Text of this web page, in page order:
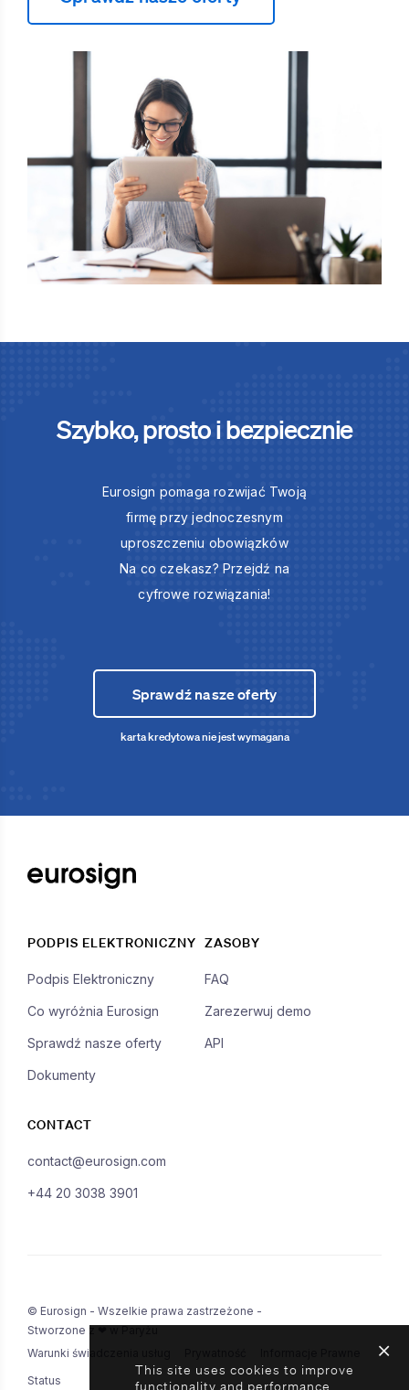
Szybko, prosto i bezpiecznie
Eurosign pomaga rozwijać Twoją
firmę przy jednoczesnym
uproszczeniu obowiązków
Na co czekasz? Przejdź na
cyfrowe rozwiązania!
Sprawdź nasze oferty
karta kredytowa nie jest wymagana
PODPIS ELEKTRONICZNY
Podpis Elektroniczny
Co wyróżnia Eurosign
Sprawdź nasze oferty
Dokumenty
ZASOBY
FAQ
Zarezerwuj demo
API
CONTACT
contact@eurosign.com
+44 20 3038 3901
© Eurosign - Wszelkie prawa zastrzeżone -
Stworzone z ❤ w Paryżu
Warunki świadczenia usług
Status
This site uses cookies to improve
functionality and performance.